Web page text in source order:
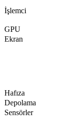
İşlemci
GPU
Ekran
Hafıza
Depolama
Sensörler